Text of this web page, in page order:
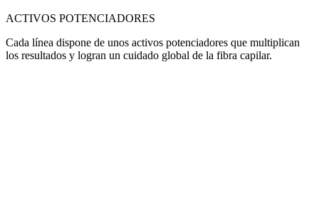
ACTIVOS POTENCIADORES
Cada línea dispone de unos activos potenciadores que multiplican
los resultados y logran un cuidado global de la fibra capilar.